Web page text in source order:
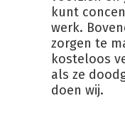
kunt
werk.
zorgen te
kosteloos
als ze
doen wij.